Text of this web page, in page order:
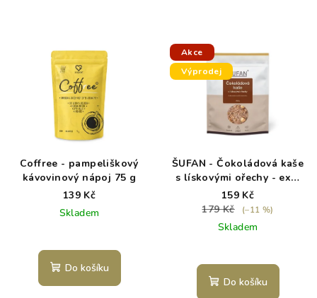
Coffree - pampeliškový
kávovinový nápoj 75 g
139 Kč
Skladem
Do košíku
Akce
Výprodej
ŠUFAN - Čokoládová kaše
s lískovými ořechy - exp.
8/26
159 Kč
179 Kč
(–11 %)
Skladem
Do košíku